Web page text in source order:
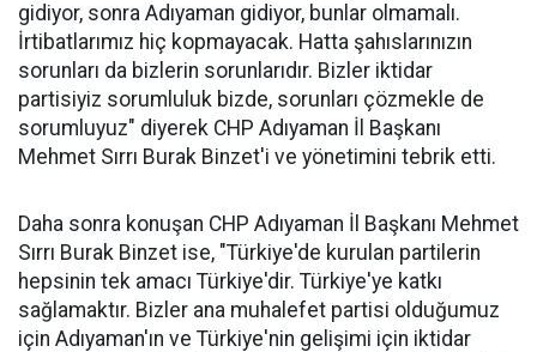
gidiyor, sonra Adıyaman gidiyor, bunlar olmamalı.
İrtibatlarımız hiç kopmayacak. Hatta şahıslarınızın
sorunları da bizlerin sorunlarıdır. Bizler iktidar
partisiyiz sorumluluk bizde, sorunları çözmekle de
sorumluyuz" diyerek CHP Adıyaman İl Başkanı
Mehmet Sırrı Burak Binzet'i ve yönetimini tebrik etti.
Daha sonra konuşan CHP Adıyaman İl Başkanı Mehmet
Sırrı Burak Binzet ise, "Türkiye'de kurulan partilerin
hepsinin tek amacı Türkiye'dir. Türkiye'ye katkı
sağlamaktır. Bizler ana muhalefet partisi olduğumuz
için Adıyaman'ın ve Türkiye'nin gelişimi için iktidar